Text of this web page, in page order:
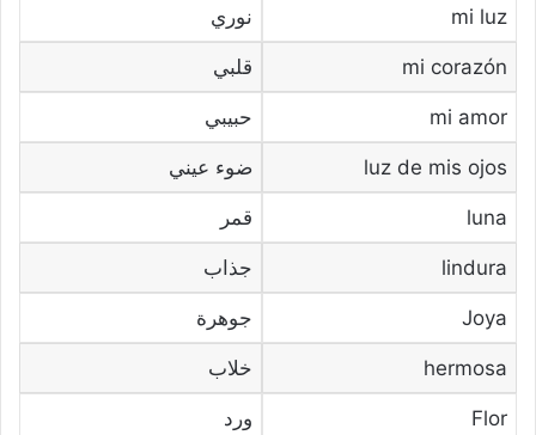
mi luz نوري
mi corazón قلبي
mi amor حبيبي
luz de mis ojos ضوء عيني
luna قمر
lindura جذاب
Joya جوهرة
hermosa خلاب
Flor ورد